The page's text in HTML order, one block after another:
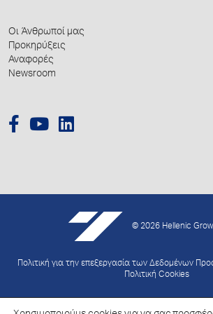
Οι Άνθρωποί μας
Προκηρύξεις
Αναφορές
Newsroom
© 2026 Hellenic
Πολιτική για την επεξεργασία των Δεδομένων
Πολιτική Cookies